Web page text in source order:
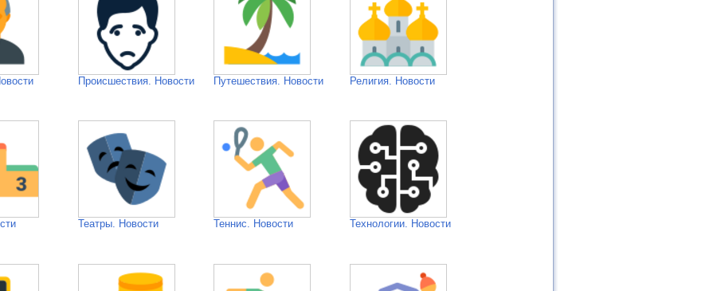
Происшествия. Новости Путешествия. Новости Религия. Новости
Театры. Новости Теннис. Новости Технологии. Новости